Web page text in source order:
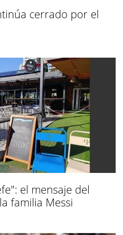
cerrado por el
el mensaje del
familia Messi